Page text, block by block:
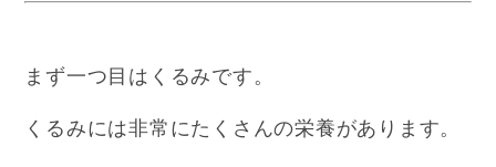
まず一つ目はくるみです。
くるみには非常にたくさんの栄養があります。